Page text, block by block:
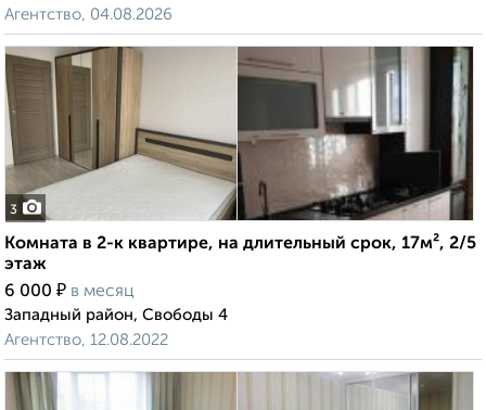
Агентство, 04.08.2026
3
Комната в 2-к квартире, на длительный срок, 17м², 2/5
этаж
6 000 ₽ в месяц
Западный район, Свободы 4
Агентство, 12.08.2022